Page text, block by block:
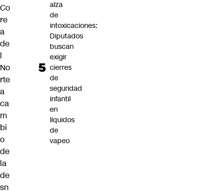
Co
re
a
de
l
No
rte
a
ca
m
bi
o
de
la
de
sn
alza
de
intoxicaciones:
Diputados
buscan
exigir
cierres
de
seguridad
infantil
en
líquidos
de
vapeo